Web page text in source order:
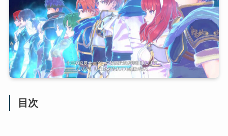
目次